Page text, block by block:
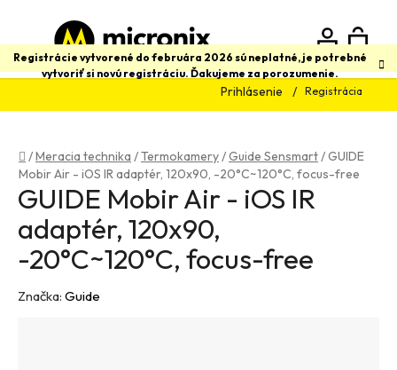
obsah
Registrácie vytvorené do februára 2026 sú neplatné, je potrebné
vytvoriť si novú registráciu. Ďakujeme za porozumenie.
Prihlásenie Registrácia
Hľadať
Domov
/Meracia technika /Termokamery/Guide Sensmart/GUIDE
Mobir Air - iOS IR adaptér, 120x90, -20°C~120°C, focus-free
GUIDE Mobir Air - iOS IR
adaptér, 120x90,
-20°C~120°C, focus-free
Značka: Guide